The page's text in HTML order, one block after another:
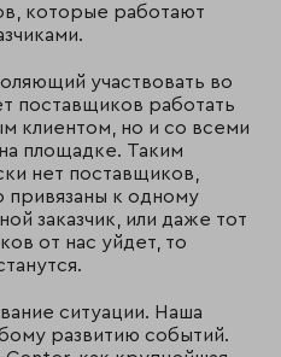
которые работают
участвовать во
поставщиков работать
клиентом, но и со всеми
площадке. Таким
нет поставщиков,
к одному
заказчик, или даже тот
от нас уйдет, то
ситуации. Наша
развитию событий.